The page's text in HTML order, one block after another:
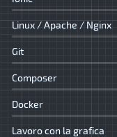
Linux / Apache / Nginx
Git
Composer
Docker
Lavoro con la grafica